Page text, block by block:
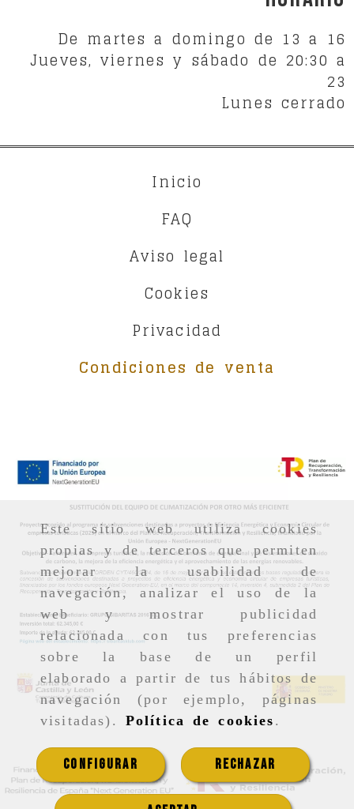
Este sitio web utiliza cookies
propias y de terceros que permiten
mejorar la usabilidad de
navegación, analizar el uso de la
web y mostrar publicidad
relacionada con tus preferencias
sobre la base de un perfil
elaborado a partir de tus hábitos de
navegación (por ejemplo, páginas
visitadas). Política de cookies .
CONFIGURAR RECHAZAR
De martes a domingo de 13 a 16
Jueves, viernes y sábado de 20:30 a
23
Lunes cerrado
Inicio
FAQ
Aviso legal
Cookies
Privacidad
Condiciones de venta